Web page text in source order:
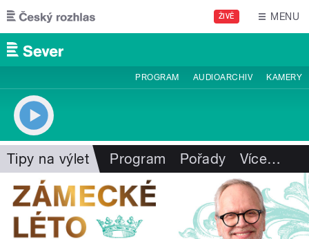
Přejít k hlavnímu obsahu
ŽIVĚ MENU
PROGRAM AUDIOARCHIV KAMERY
Tipy na výlet Program Pořady Více…